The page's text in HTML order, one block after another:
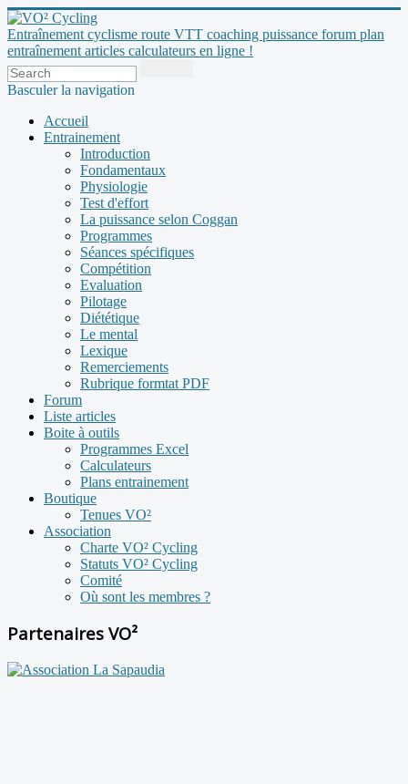
Entraînement cyclisme route VTT coaching puissance forum plan
entraînement articles calculateurs en ligne !
Basculer la navigation
Accueil
Entrainement
Introduction
Fondamentaux
Physiologie
Test d'effort
La puissance selon Coggan
Programmes
Séances spécifiques
Compétition
Evaluation
Pilotage
Diététique
Le mental
Lexique
Remerciements
Rubrique formtat PDF
Forum
Liste articles
Boite à outils
Programmes Excel
Calculateurs
Plans entrainement
Boutique
Tenues VO²
Association
Charte VO² Cycling
Statuts VO² Cycling
Comité
Où sont les membres ?
Partenaires VO²